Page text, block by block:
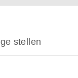
stellen